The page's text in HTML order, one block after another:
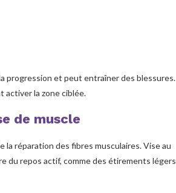
progression et peut entraîner des blessures.
activer la zone ciblée.
de muscle
la réparation des fibres musculaires. Vise au
du repos actif, comme des étirements légers